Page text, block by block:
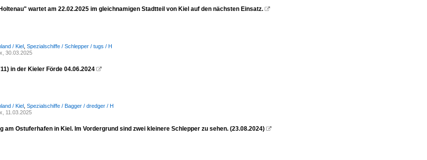
wartet am 22.02.2025 im gleichnamigen Stadtteil von Kiel auf den nächsten Einsatz. 
/ Kiel Spezialschiffe / Schlepper / tugs / H
30.03.2025
in der Kieler Förde 04.06.2024 
/ Kiel Spezialschiffe / Bagger / dredger / H
11.03.2025
am Ostuferhafen in Kiel. Im Vordergrund sind zwei kleinere Schlepper zu sehen. (23.08.2024) 